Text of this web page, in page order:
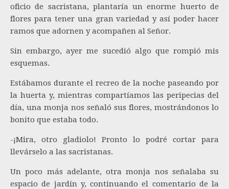
oficio de sacristana, plantaría un enorme huerto de
flores para tener una gran variedad y así poder hacer
ramos que adornen y acompañen al Señor.
Sin embargo, ayer me sucedió algo que rompió mis
esquemas.
Estábamos durante el recreo de la noche paseando por
la huerta y, mientras compartíamos las peripecias del
día, una monja nos señaló sus flores, mostrándonos lo
bonito que estaba todo.
-¡Mira, otro gladiolo! Pronto lo podré cortar para
llevárselo a las sacristanas.
Un poco más adelante, otra monja nos señalaba su
espacio de jardín y, continuando el comentario de la